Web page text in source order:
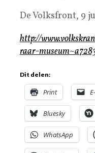
De Volksfront, 9
http://
raar-
Dit delen:
Print
Bluesky
WhatsApp